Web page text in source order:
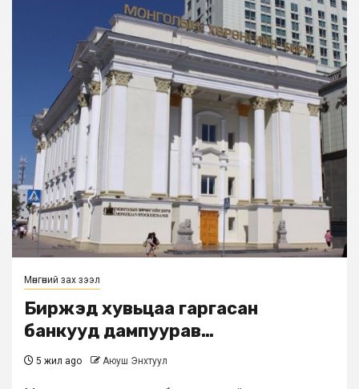
Мөнгөний зах зээл
Биржэд хувьцаа гаргасан
банкууд дампуурав…
5 жил ago Аюуш Энхтуул